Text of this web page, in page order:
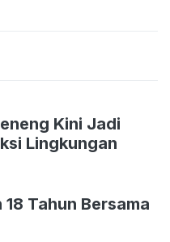
Kini Jadi
Lingkungan
18 Tahun Bersama